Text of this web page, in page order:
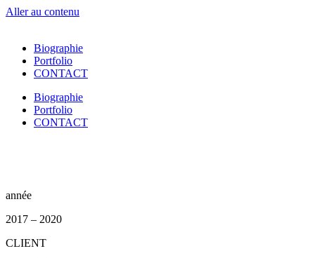
Aller au contenu
Biographie
Portfolio
CONTACT
Biographie
Portfolio
CONTACT
année
2017 – 2020
CLIENT